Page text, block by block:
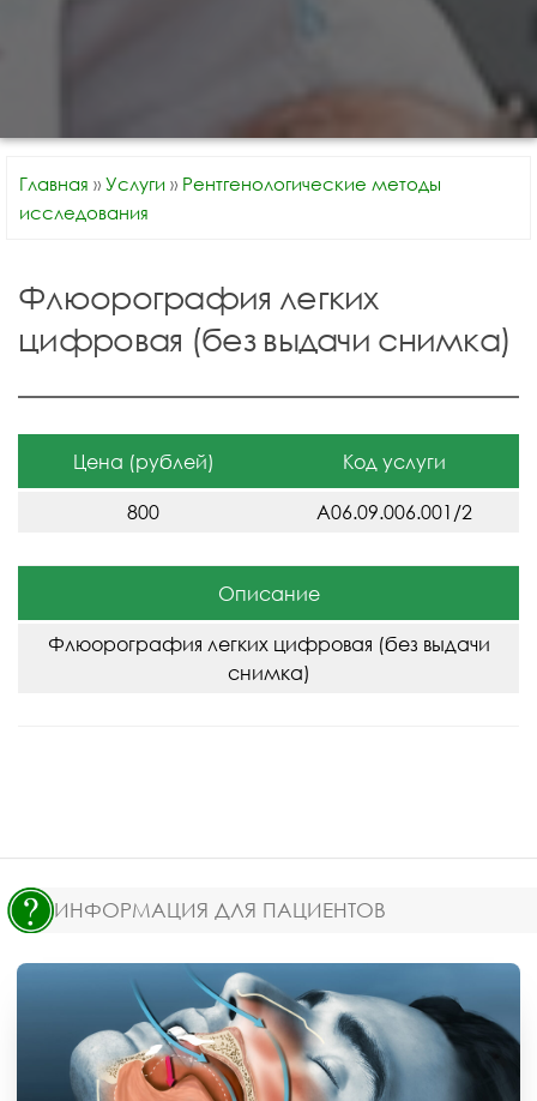
Главная » Услуги » Рентгенологические методы
исследования
Флюорография легких
цифровая (без выдачи снимка)
Цена (рублей) Код услуги
800 A06.09.006.001/2
Описание
Флюорография легких цифровая (без выдачи
снимка)
ИНФОРМАЦИЯ ДЛЯ ПАЦИЕНТОВ